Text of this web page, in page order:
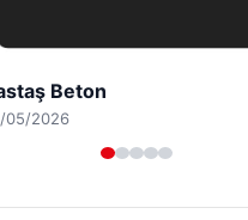
Kaplan Avukatlık Bürosu
04/2026